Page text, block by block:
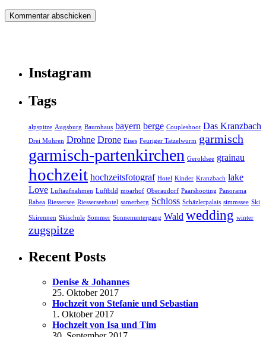
Instagram
Tags
alpspitze Augsburg Baumhaus bayern berge Coupleshoot Das Kranzbach
Drei Mohren Drohne Drone Eises Feuriger Tatzelwurm garmisch
garmisch-partenkirchen Geroldsee grainau
hochzeit hochzeitsfotograf Hotel Kinder Kranzbach lake
Love Luftaufnahmen Luftbild moarhof Oberaudorf Paarshooting Panorama
Rabea Riessersee Riesserseehotel samerberg Schloss Schäzlerpalais simmssee Ski
Skirennen Skischule Sommer Sonnenuntergang Wald wedding winter
zugspitze
Recent Posts
Denise & Johannes
25. Oktober 2017
Hochzeit von Stefanie und Sebastian
1. Oktober 2017
Hochzeit von Isa und Tim